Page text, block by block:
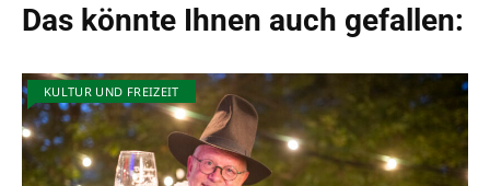
Das könnte Ihnen auch gefallen:
KULTUR UND FREIZEIT